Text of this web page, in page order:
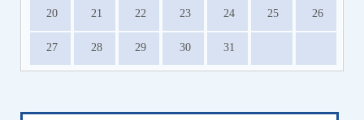
20 21 22 23 24 25 26
27 28 29 30 31